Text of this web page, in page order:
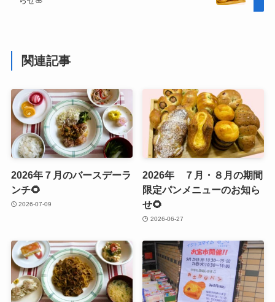
関連記事
2026年７月のバースデーラ
ンチ🌻
2026-07-09
2026年 ７月・８月の期間
限定パンメニューのお知ら
せ🌻
2026-06-27